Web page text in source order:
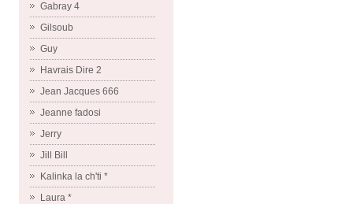
Gabray 4
Gilsoub
Guy
Havrais Dire 2
Jean Jacques 666
Jeanne fadosi
Jerry
Jill Bill
Kalinka la ch'ti *
Laura *